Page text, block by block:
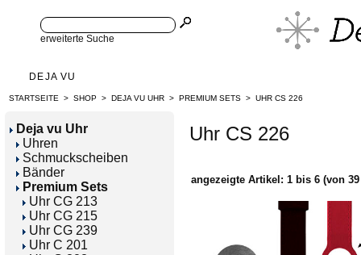
erweiterte Suche
DEJA VU
STARTSEITE > SHOP > DEJA VU UHR > PREMIUM SETS > UHR CS 226
Deja vu Uhr
Uhren
Schmuckscheiben
Bänder
Premium Sets
Uhr CG 213
Uhr CG 215
Uhr CG 239
Uhr C 201
Uhr CS 226
angezeigte Artikel: 1 bis 6 (von 39